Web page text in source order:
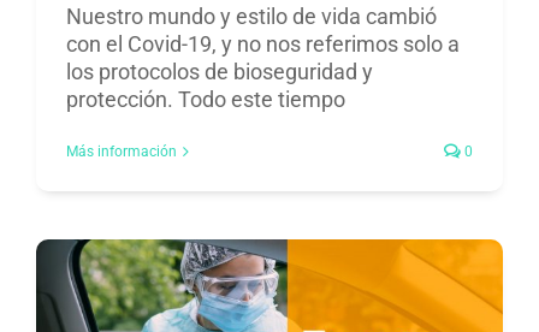
Nuestro mundo y estilo de vida cambió
con el Covid-19, y no nos referimos solo a
los protocolos de bioseguridad y
protección. Todo este tiempo
Más información 0